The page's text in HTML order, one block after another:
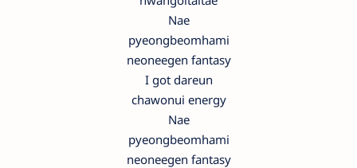
Nae
pyeongbeomhami
neoneegen fantasy
I got dareun
chawonui energy
Nae
pyeongbeomhami
neoneegen fantasy